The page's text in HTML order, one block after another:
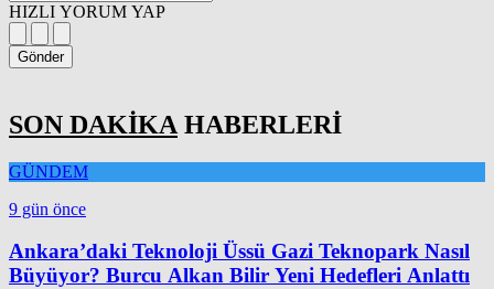
HIZLI YORUM YAP
Gönder
SON DAKİKA HABERLERİ
GÜNDEM
9 gün önce
Ankara’daki Teknoloji Üssü Gazi Teknopark Nasıl
Büyüyor? Burcu Alkan Bilir Yeni Hedefleri Anlattı